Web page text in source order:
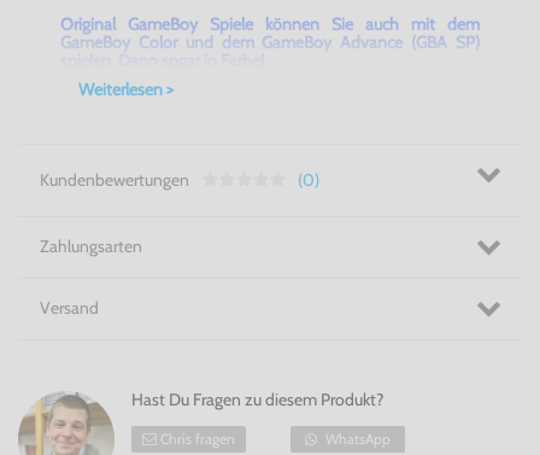
Original GameBoy Spiele können Sie auch mit dem
GameBoy Color und dem GameBoy Advance (GBA SP)
Weiterlesen >
Kundenbewertungen (0)
Zahlungsarten
Versand
Hast Du Fragen zu diesem Produkt?
Chris fragen WhatsApp